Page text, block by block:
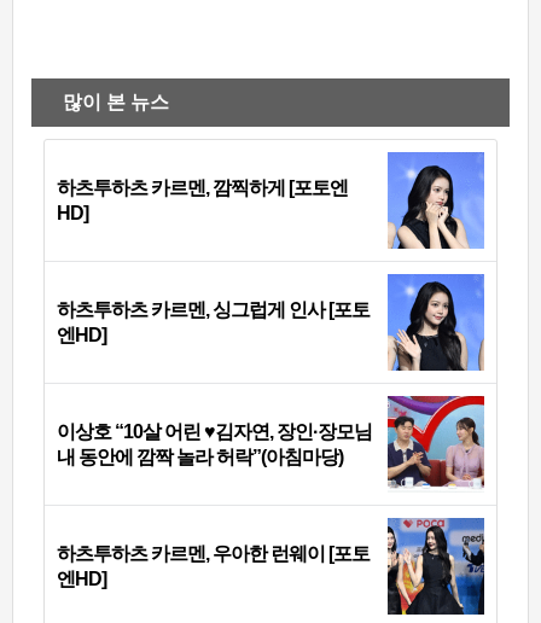
많이 본 뉴스
하츠투하츠 카르멘, 깜찍하게 [포토엔
HD]
하츠투하츠 카르멘, 싱그럽게 인사 [포토
엔HD]
이상호 “10살 어린 ♥김자연, 장인·장모님
내 동안에 깜짝 놀라 허락”(아침마당)
하츠투하츠 카르멘, 우아한 런웨이 [포토
엔HD]